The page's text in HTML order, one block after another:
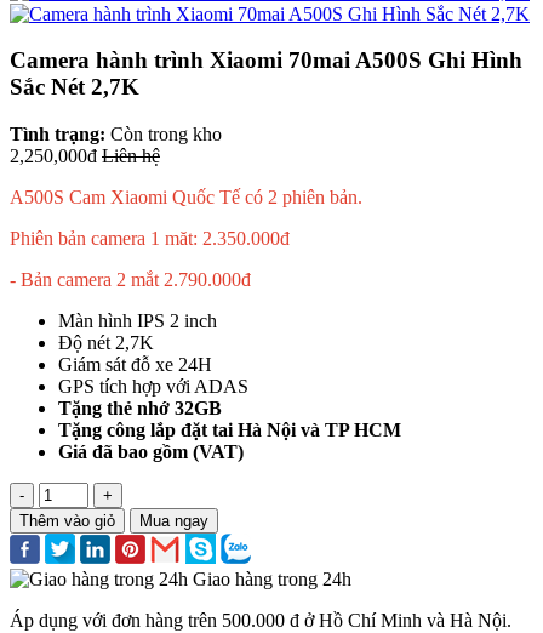
Camera hành trình Xiaomi 70mai A500S Ghi Hình
Sắc Nét 2,7K
Tình trạng: Còn trong kho
2,250,000đ Liên hệ
A500S Cam Xiaomi Quốc Tế có 2 phiên bản.
Phiên bản camera 1 măt: 2.350.000đ
- Bản camera 2 mắt 2.790.000đ
Màn hình IPS 2 inch
Độ nét 2,7K
Giám sát đỗ xe 24H
GPS tích hợp với ADAS
Tặng thẻ nhớ 32GB
Tặng công lắp đặt tai Hà Nội và TP HCM
Giá đã bao gồm (VAT)
-
+
Thêm vào giỏ
Mua ngay
Giao hàng trong 24h
Áp dụng với đơn hàng trên 500.000 đ ở Hồ Chí Minh và Hà Nội.